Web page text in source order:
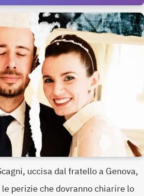
uccisa dal fratello a Genova,
perizie che dovranno chiarire lo